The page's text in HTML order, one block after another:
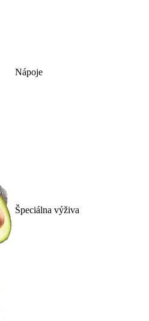
Nápoje
Špeciálna výživa